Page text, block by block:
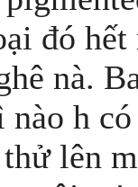
đó
nà.
h
lên